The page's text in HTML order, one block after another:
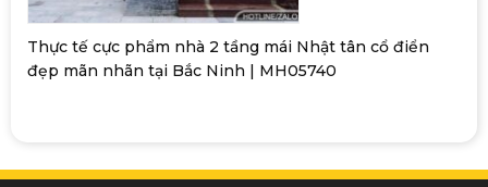
Thực tế cực phẩm nhà 2 tầng mái Nhật tân cổ điển
đẹp mãn nhãn tại Bắc Ninh | MH05740